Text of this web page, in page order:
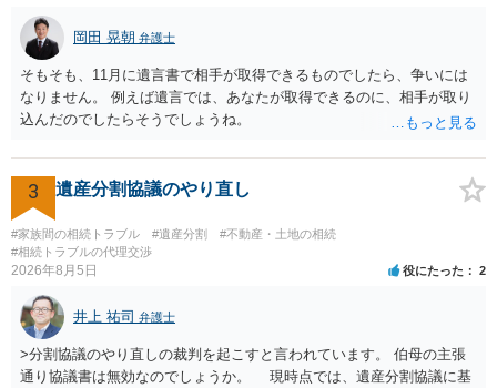
岡田 晃朝 弁護士
そもそも、11月に遺言書で相手が取得できるものでしたら、争いには
なりません。 例えば遺言では、あなたが取得できるのに、相手が取り
込んだのでしたらそうでしょうね。
3 遺産分割協議のやり直し
#家族間の相続トラブル #遺産分割
#不動産・土地の相続
#相続トラブルの代理交渉
2026年8月5日 役にたった 2
井上 祐司 弁護士
>分割協議のやり直しの裁判を起こすと言われています。 伯母の主張
通り協議書は無効なのでしょうか。 現時点では、遺産分割協議に基